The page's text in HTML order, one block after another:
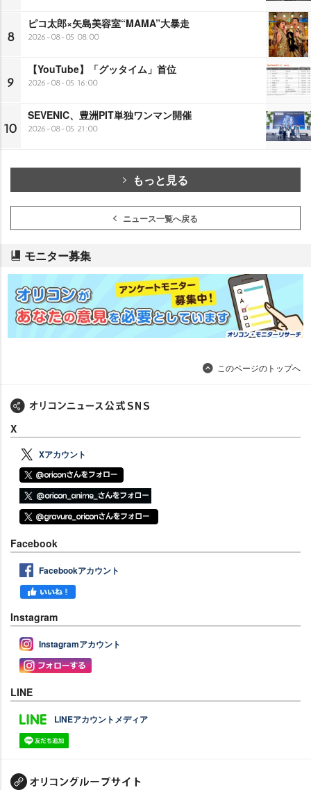
8
ピコ太郎×矢島美容室“MAMA”大暴走
2026-08-05 08:00
9
【YouTube】「グッタイム」首位
2026-08-05 16:00
10
SEVENIC、豊洲PIT単独ワンマン開催
2026-08-05 21:00
もっと見る
ニュース一覧へ戻る
モニター募集
このページのトップへ
X
Xアカウント
Facebook
Facebookアカウント
Instagram
Instagramアカウント
LINE
LINEアカウントメディア